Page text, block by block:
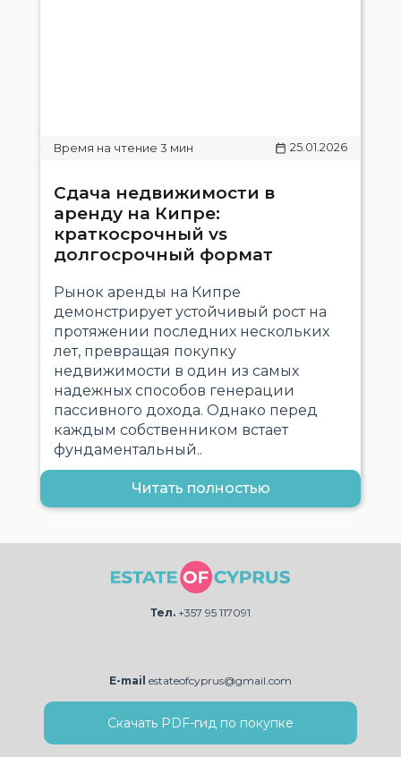
25.01.2026
Сдача недвижимости в
аренду на Кипре:
краткосрочный vs
долгосрочный формат
Рынок аренды на Кипре
демонстрирует устойчивый рост на
протяжении последних нескольких
лет, превращая покупку
недвижимости в один из самых
надежных способов генерации
пассивного дохода. Однако перед
каждым собственником встает
фундаментальный..
Читать полностью
Тел. +357 95 117091
E-mail estateofcyprus@gmail.com
Скачать PDF-гид по покупке